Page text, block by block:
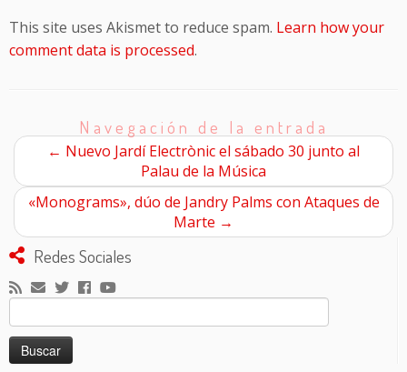
This site uses Akismet to reduce spam. Learn how your
comment data is processed.
Navegación de la entrada
← Nuevo Jardí Electrònic el sábado 30 junto al
Palau de la Música
«Monograms», dúo de Jandry Palms con Ataques de
Marte →
Redes Sociales
Buscar: